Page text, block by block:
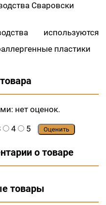
Сваровски
используются
пластики
нет оценок.
4 5 Оценить
о товаре
товары